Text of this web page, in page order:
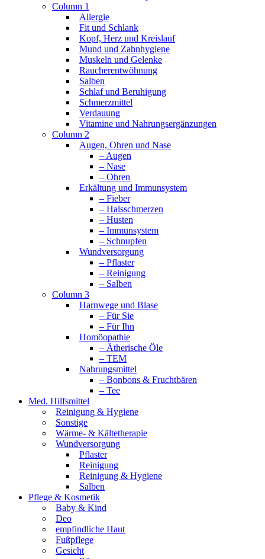
Column 1
Allergie
Fit und Schlank
Kopf, Herz und Kreislauf
Mund und Zahnhygiene
Muskeln und Gelenke
Raucherentwöhnung
Salben
Schlaf und Beruhigung
Schmerzmittel
Verdauung
Vitamine und Nahrungsergänzungen
Column 2
Augen, Ohren und Nase
– Augen
– Nase
– Ohren
Erkältung und Immunsystem
– Fieber
– Halsschmerzen
– Husten
– Immunsystem
– Schnupfen
Wundversorgung
– Pflaster
– Reinigung
– Salben
Column 3
Harnwege und Blase
– Für Sie
– Für Ihn
Homöopathie
– Ätherische Öle
– TEM
Nahrungsmittel
– Bonbons & Fruchtbären
– Tee
Med. Hilfsmittel
Reinigung & Hygiene
Sonstige
Wärme- & Kältetherapie
Wundversorgung
Pflaster
Reinigung
Reinigung & Hygiene
Salben
Pflege & Kosmetik
Baby & Kind
Deo
empfindliche Haut
Fußpflege
Gesicht